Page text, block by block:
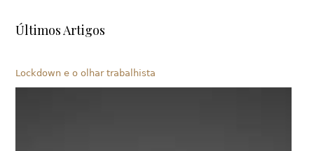
Últimos Artigos
Lockdown e o olhar trabalhista